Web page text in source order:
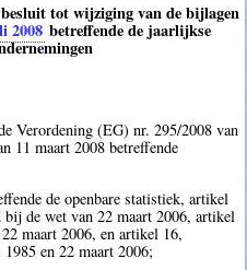
tot wijziging van de bijlagen
2008 betreffende de jaarlijkse
Verordening (EG) nr. 295/2008 van
11 maart 2008 betreffende
de openbare statistiek, artikel
de wet van 22 maart 2006, artikel
maart 2006, en artikel 16,
en 22 maart 2006;